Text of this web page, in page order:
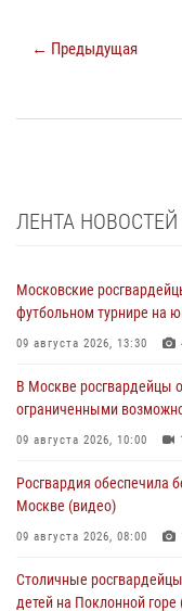
← Предыдущая
ЛЕНТА НОВОСТЕЙ
Московские
футбольном турнире на
09 августа 2026, 13:30
В Москве росгвардейцы
ограниченными
09 августа 2026, 10:00
Росгвардия обеспечила
Москве (видео)
09 августа 2026, 08:00
Столичные
детей на Поклонной